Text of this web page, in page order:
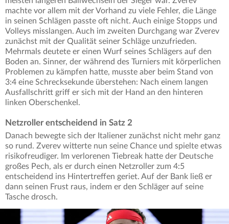
machte vor allem mit der Vorhand zu viele Fehler, die Länge
in seinen Schlägen passte oft nicht. Auch einige Stopps und
Volleys misslangen. Auch im zweiten Durchgang war Zverev
zunächst mit der Qualität seiner Schläge unzufrieden.
Mehrmals deutete er einen Wurf seines Schlägers auf den
Boden an. Sinner, der während des Turniers mit körperlichen
Problemen zu kämpfen hatte, musste aber beim Stand von
3:4 eine Schrecksekunde überstehen: Nach einem langen
Ausfallschritt griff er sich mit der Hand an den hinteren
linken Oberschenkel.
Netzroller entscheidend in Satz 2
Danach bewegte sich der Italiener zunächst nicht mehr ganz
so rund. Zverev witterte nun seine Chance und spielte etwas
risikofreudiger. Im verlorenen Tiebreak hatte der Deutsche
großes Pech, als er durch einen Netzroller zum 4:5
entscheidend ins Hintertreffen geriet. Auf der Bank ließ er
dann seinen Frust raus, indem er den Schläger auf seine
Tasche drosch.